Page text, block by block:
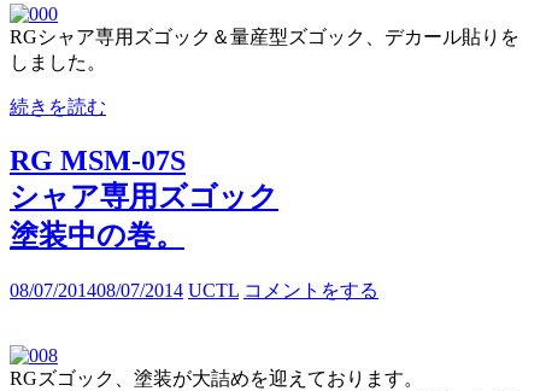
RGシャア専用ズゴック＆量産型ズゴック、デカール貼りを
しました。
続きを読む
RG MSM-07S
シャア専用ズゴック
塗装中の巻。
08/07/201408/07/2014 UCTL コメントをする
RGズゴック、塗装が大詰めを迎えております。